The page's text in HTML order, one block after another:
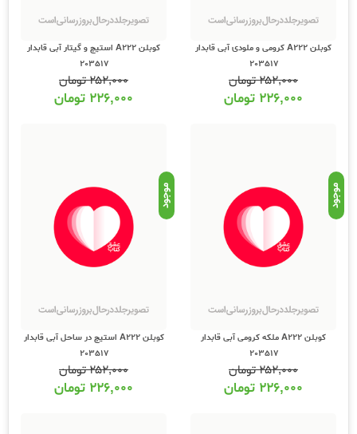
کوبلن A222 کرومی و ملودی آبی قابدار
203517
۲۵۲,۰۰۰تومان
۲۲۶,۰۰۰ تومان
کوبلن A222 استیچ و گیتار آبی قابدار
203517
۲۵۲,۰۰۰تومان
۲۲۶,۰۰۰ تومان
موجود
کوبلن A222 ملکه کرومی آبی قابدار
203517
۲۵۲,۰۰۰تومان
۲۲۶,۰۰۰ تومان
موجود
کوبلن A222 استیچ در ساحل آبی قابدار
203517
۲۵۲,۰۰۰تومان
۲۲۶,۰۰۰ تومان